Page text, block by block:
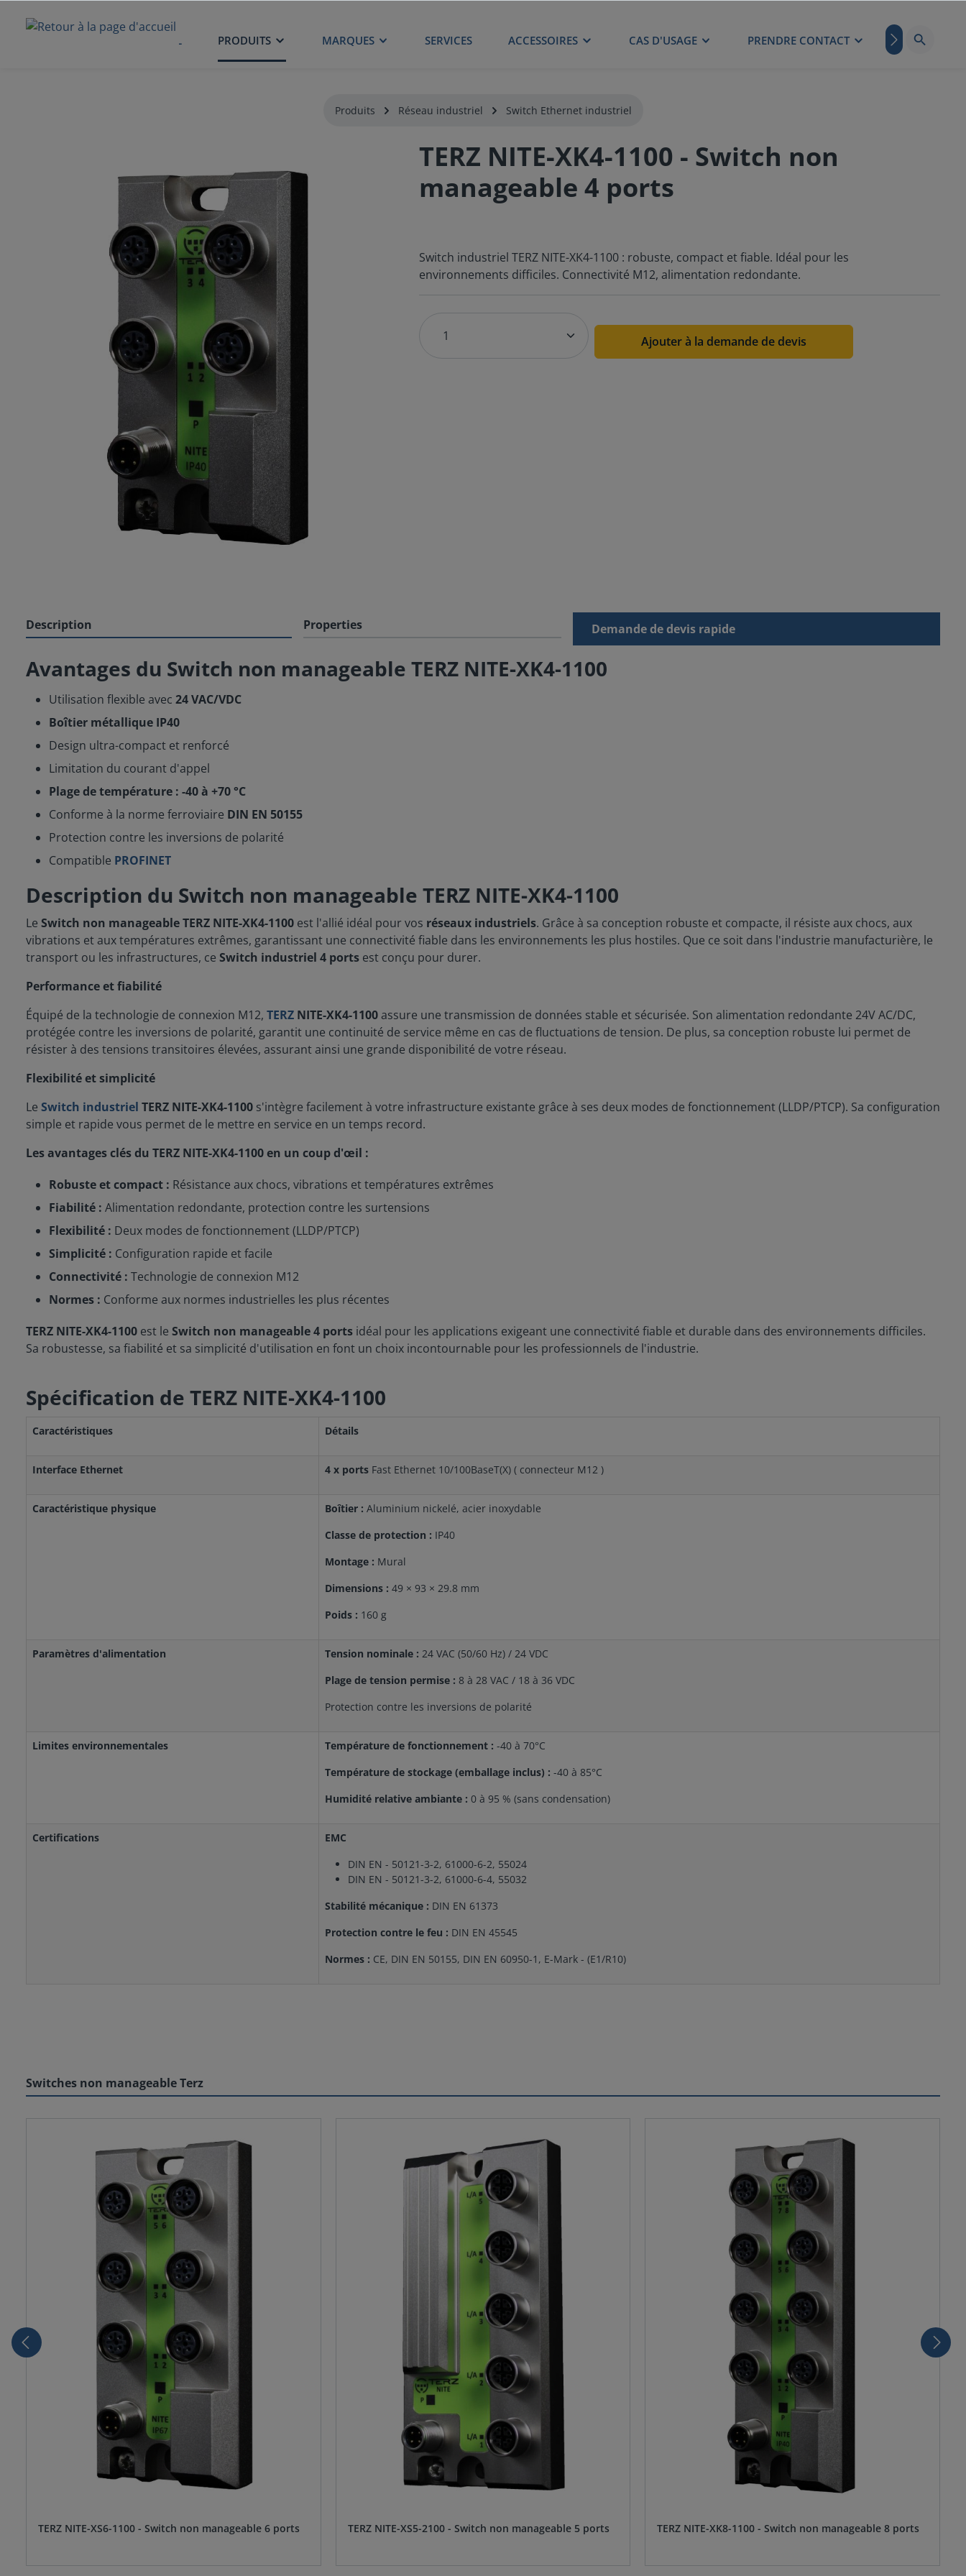
ACCUEIL PRODUITS MARQUES SERVICES ACCESSOIRES CAS D'USAGE PRENDRE CONTACT BLOG
Produits Réseau industriel Switch Ethernet industriel
TERZ NITE-XK4-1100 - Switch non
manageable 4 ports
Switch industriel TERZ NITE-XK4-1100 : robuste, compact et fiable. Idéal pour les
environnements difficiles. Connectivité M12, alimentation redondante.
Ajouter à la demande de devis
Description Properties Demande de devis rapide
Avantages du Switch non manageable TERZ NITE-XK4-1100
Utilisation flexible avec 24 VAC/VDC
Boîtier métallique IP40
Design ultra-compact et renforcé
Limitation du courant d'appel
Plage de température : -40 à +70 °C
Conforme à la norme ferroviaire DIN EN 50155
Protection contre les inversions de polarité
Compatible PROFINET
Description du Switch non manageable TERZ NITE-XK4-1100
Le Switch non manageableTERZ NITE-XK4-1100 est l'allié idéal pour vos réseaux industriels. Grâce à sa conception robuste et compacte, il résiste aux chocs, aux
vibrations et aux températures extrêmes, garantissant une connectivité fiable dans les environnements les plus hostiles. Que ce soit dans l'industrie manufacturière, le
transport ou les infrastructures, ce Switch industriel 4 ports est conçu pour durer.
Performance et fiabilité
Équipé de la technologie de connexion M12, TERZ NITE-XK4-1100assure une transmission de données stable et sécurisée. Son alimentation redondante 24V AC/DC,
protégée contre les inversions de polarité, garantit une continuité de service même en cas de fluctuations de tension. De plus, sa conception robuste lui permet de
résister à des tensions transitoires élevées, assurant ainsi une grande disponibilité de votre réseau.
Flexibilité et simplicité
Le Switch industriel TERZ NITE-XK4-1100 s'intègre facilement à votre infrastructure existante grâce à ses deux modes de fonctionnement (LLDP/PTCP). Sa configuration
simple et rapide vous permet de le mettre en service en un temps record.
Les avantages clés du TERZ NITE-XK4-1100 en un coup d'œil :
Robuste et compact : Résistance aux chocs, vibrations et températures extrêmes
Fiabilité : Alimentation redondante, protection contre les surtensions
Flexibilité : Deux modes de fonctionnement (LLDP/PTCP)
Simplicité : Configuration rapide et facile
Connectivité : Technologie de connexion M12
Normes : Conforme aux normes industrielles les plus récentes
TERZ NITE-XK4-1100 est le Switch non manageable 4 ports idéal pour les applications exigeant une connectivité fiable et durable dans des environnements difficiles.
Sa robustesse, sa fiabilité et sa simplicité d'utilisation en font un choix incontournable pour les professionnels de l'industrie.
Spécification de TERZ NITE-XK4-1100
Caractéristiques Détails
Interface Ethernet 4 x ports Fast Ethernet 10/100BaseT(X) ( connecteur M12 )
Caractéristique physique Boîtier : Aluminium nickelé, acier inoxydable
Classe de protection : IP40
Montage : Mural
Dimensions : 49 × 93 × 29.8 mm
Poids : 160 g
Paramètres d'alimentation Tension nominale : 24 VAC (50/60 Hz) / 24 VDC
Plage de tension permise : 8 à 28 VAC / 18 à 36 VDC
Protection contre les inversions de polarité
Limites environnementales Température de fonctionnement : -40 à 70°C
Température de stockage (emballage inclus) : -40 à 85°C
Humidité relative ambiante : 0 à 95 % (sans condensation)
Certifications
EMC
DIN EN - 50121-3-2, 61000-6-2, 55024
DIN EN - 50121-3-2, 61000-6-4, 55032
Stabilité mécanique : DIN EN 61373
Protection contre le feu : DIN EN 45545
Normes : CE, DIN EN 50155, DIN EN 60950-1, E-Mark - (E1/R10)
Switches non manageable Terz
TERZ NITE-XS6-1100 - Switch non manageable 6 ports TERZ NITE-XS5-2100 - Switch non manageable 5 ports TERZ NITE-XK8-1100 - Switch non manageable 8 ports